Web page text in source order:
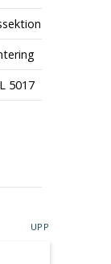
5017
UPP